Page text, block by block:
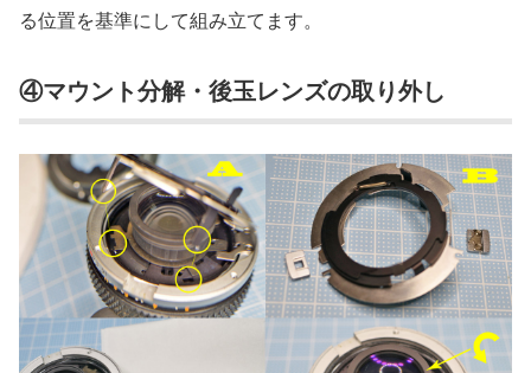
る位置を基準にして組み立てます。
④マウント分解・後玉レンズの取り外し